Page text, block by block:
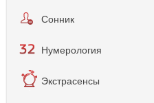
Сонник
Нумерология
Экстрасенсы